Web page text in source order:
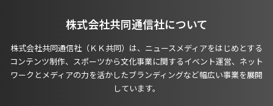
株式会社共同通信社について
株式会社共同通信社（ＫＫ共同）は、ニュースメディアをはじめとする
コンテンツ制作、スポーツから文化事業に関するイベント運営、ネット
ワークとメディアの力を活かしたブランディングなど幅広い事業を展開
しています。